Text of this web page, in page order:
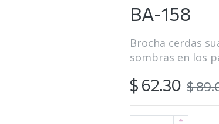
BA-158
Brocha cerdas
sombras en los
$ 62.30 $